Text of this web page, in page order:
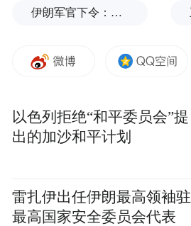
伊朗军官下令：如果美军踏上我国领土，就砍掉他们脚！
以色列拒绝“和平委员会”提
出的加沙和平计划
雷扎伊出任伊朗最高领袖驻
最高国家安全委员会代表